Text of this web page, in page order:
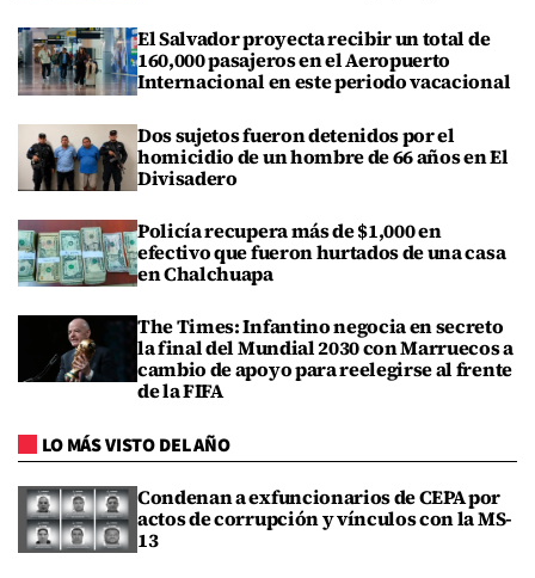
El Salvador proyecta recibir un total de
160,000 pasajeros en el Aeropuerto
Internacional en este periodo vacacional
Dos sujetos fueron detenidos por el
homicidio de un hombre de 66 años en El
Divisadero
Policía recupera más de $1,000 en
efectivo que fueron hurtados de una casa
en Chalchuapa
The Times: Infantino negocia en secreto
la final del Mundial 2030 con Marruecos a
cambio de apoyo para reelegirse al frente
de la FIFA
LO MÁS VISTO DEL AÑO
Condenan a exfuncionarios de CEPA por
actos de corrupción y vínculos con la MS-
13